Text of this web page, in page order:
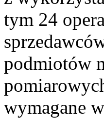
tym 24
podmiotów
wymagane